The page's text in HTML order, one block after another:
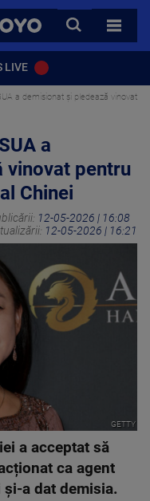
VOYO
CAUTA
TOATE
LIVE
a demisionat și pledează vinovat
a
vinovat pentru
Chinei
12-05-2026 | 16:08
12-05-2026 | 16:21
GETTY
a acceptat să
ca agent
a dat demisia.